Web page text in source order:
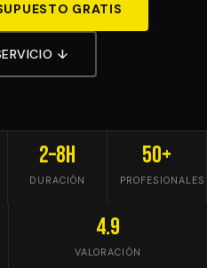
GRATIS
↓
2–8h
DURACIÓN
50+
PROFESIONALES
4.9
VALORACIÓN